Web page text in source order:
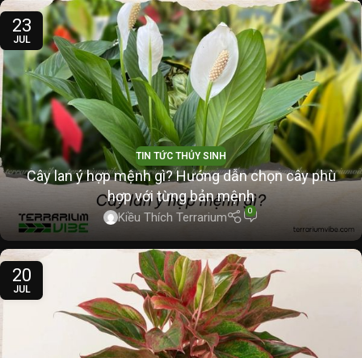
23
JUL
TIN TỨC THỦY SINH
Cây lan ý hợp mệnh gì? Hướng dẫn chọn cây phù
hợp với từng bản mệnh
Kiều Thích Terrarium 0
20
JUL